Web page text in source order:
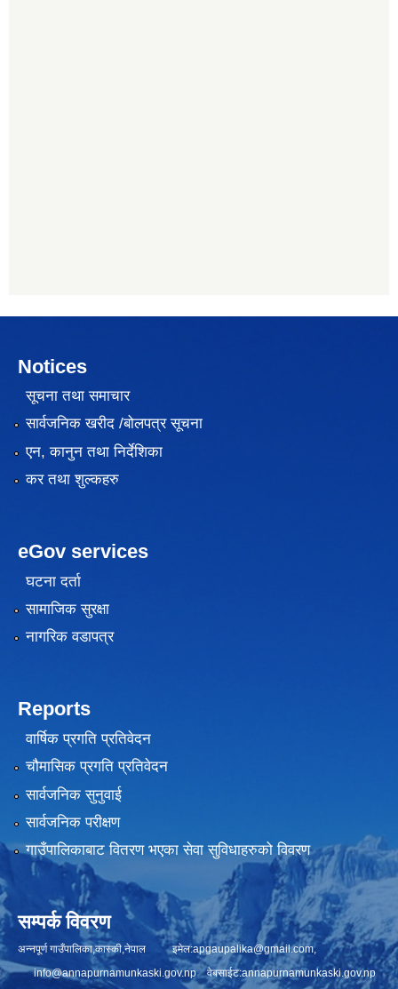
Notices
सूचना तथा समाचार
सार्वजनिक खरीद /बोलपत्र सूचना
एन, कानुन तथा निर्देशिका
कर तथा शुल्कहरु
eGov services
घटना दर्ता
सामाजिक सुरक्षा
नागरिक वडापत्र
Reports
वार्षिक प्रगति प्रतिवेदन
चौमासिक प्रगति प्रतिवेदन
सार्वजनिक सुनुवाई
सार्वजनिक परीक्षण
गाउँपालिकाबाट वितरण भएका सेवा सुविधाहरुको विवरण
सम्पर्क विवरण
अन्नपूर्ण गाउँपालिका,कास्की,नेपाल इमेल:apgaupalika@gmail.com,
info@annapurnamunkaski.gov.npवेबसाईट:annapurnamunkaski.gov.np